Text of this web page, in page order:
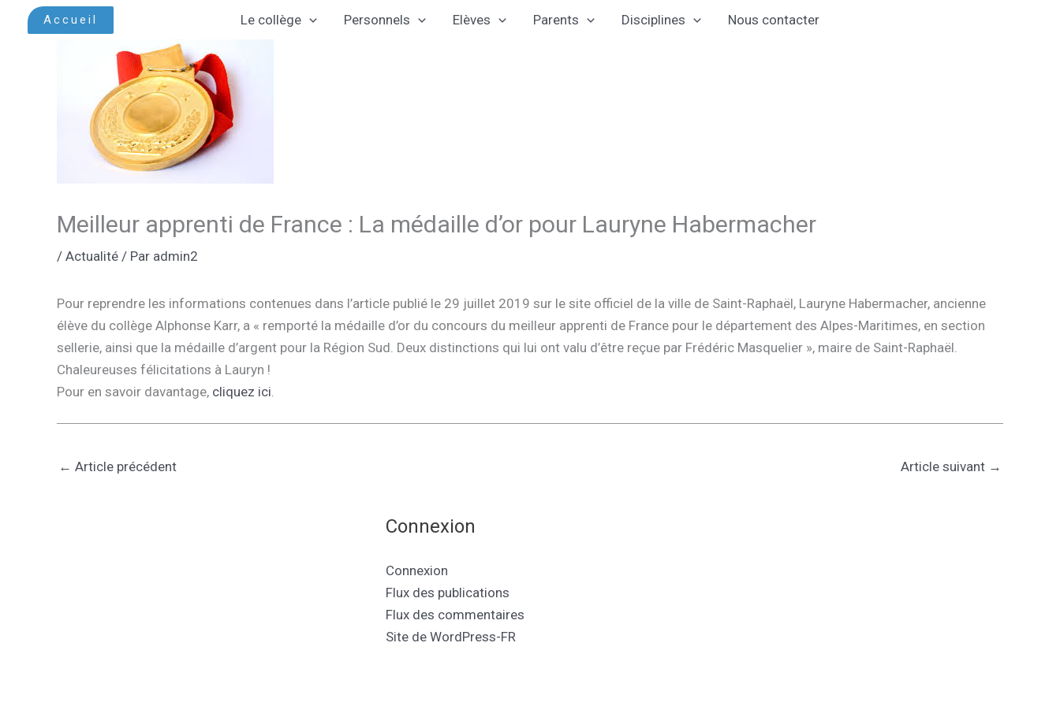
Accueil Le collège Personnels Elèves Parents Disciplines Nous contacter
Meilleur apprenti de France : La médaille d’or pour Lauryne Habermacher
/ Actualité / Par admin2
Pour reprendre les informations contenues dans l’article publié le 29 juillet 2019 sur le site officiel de la ville de Saint-Raphaël, Lauryne Habermacher, ancienne
élève du collège Alphonse Karr, a « remporté la médaille d’or du concours du meilleur apprenti de France pour le département des Alpes-Maritimes, en section
sellerie, ainsi que la médaille d’argent pour la Région Sud. Deux distinctions qui lui ont valu d’être reçue par Frédéric Masquelier », maire de Saint-Raphaël.
Chaleureuses félicitations à Lauryn !
Pour en savoir davantage, cliquez ici.
← Article précédent Article suivant →
Connexion
Connexion
Flux des publications
Flux des commentaires
Site de WordPress-FR